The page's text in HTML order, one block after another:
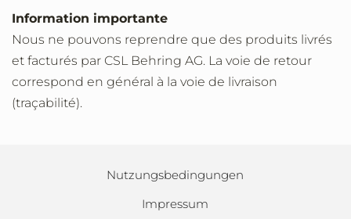
Information importante
Nous ne pouvons reprendre que des produits livrés
et facturés par CSL Behring AG. La voie de retour
correspond en général à la voie de livraison
(traçabilité).
Nutzungsbedingungen
Impressum